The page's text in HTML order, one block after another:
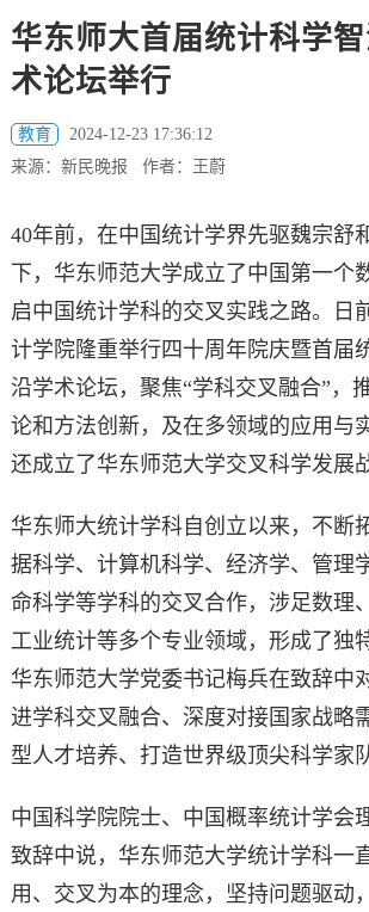
华东师大首届统计科学
术论坛举行
教育
2024-12-23 17:36:12
来源：新民晚报 作者：王蔚
40年前，在中国统计学界先驱魏宗舒
下，华东师范大学成立了中国第一个
启中国统计学科的交叉实践之路。日
计学院隆重举行四十周年院庆暨首届
沿学术论坛，聚焦“学科交叉融合”，
论和方法创新，及在多领域的应用与
还成立了华东师范大学交叉科学发展
华东师大统计学科自创立以来，不断
据科学、计算机科学、经济学、管理
命科学等学科的交叉合作，涉足数理
工业统计等多个专业领域，形成了独
华东师范大学党委书记梅兵在致辞中
进学科交叉融合、深度对接国家战略
型人才培养、打造世界级顶尖科学家
中国科学院院士、中国概率统计学会
致辞中说，华东师范大学统计学科一
用、交叉为本的理念，坚持问题驱动